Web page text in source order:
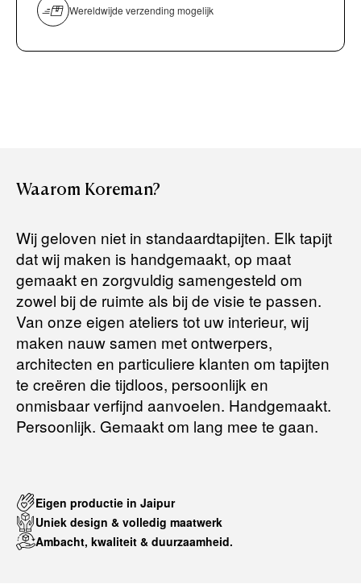
overmaken)
Bancontact / Mister Cash
aankoopbedrag zo snel mogelijk terug, maar uiterlijkbinnen 14
dagen na herroeping .
Voor meer informatie kunt u terecht op:
Terugbetalingsbeleid
Wereldwijde verzending mogelijk
Waarom Koreman?
Wij geloven niet in standaardtapijten. Elk tapijt
dat wij maken is handgemaakt, op maat
gemaakt en zorgvuldig samengesteld om
zowel bij de ruimte als bij de visie te passen.
Van onze eigen ateliers tot uw interieur, wij
maken nauw samen met ontwerpers,
architecten en particuliere klanten om tapijten
te creëren die tijdloos, persoonlijk en
onmisbaar verfijnd aanvoelen. Handgemaakt.
Persoonlijk. Gemaakt om lang mee te gaan.
Eigen productie in Jaipur
Uniek design & volledig maatwerk
Ambacht, kwaliteit & duurzaamheid.